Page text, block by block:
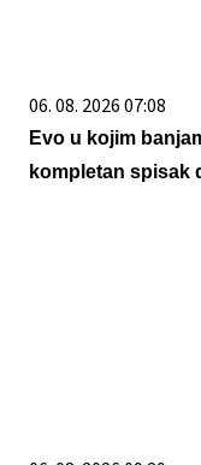
06. 08. 2026 07:08
Evo u kojim
kompletan spisak